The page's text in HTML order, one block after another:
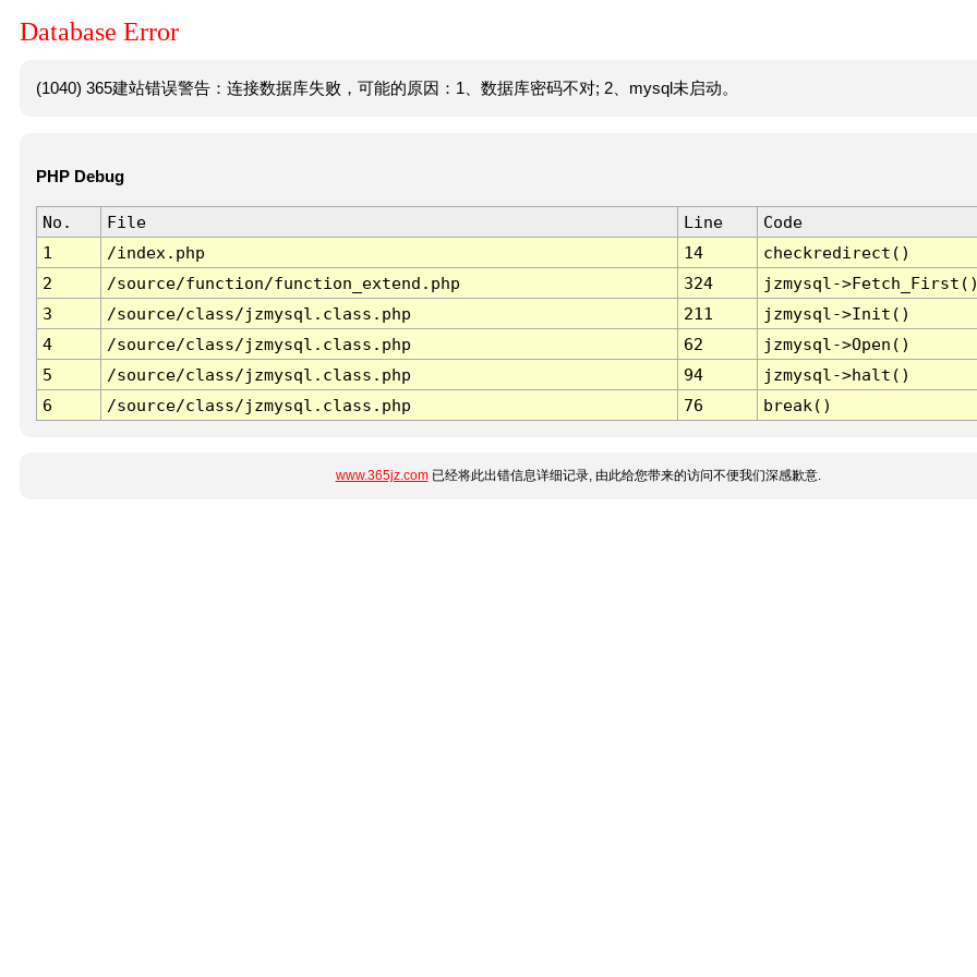
Database Error
(1040) 365建站错误警告：连接数据库失败，可能的原因：1、数据库密码不对; 2、mysql未启动。
PHP Debug
No. File Line
Code
1
/index.php 14
checkredirect()
2
/source/function/function_extend.php 324
jzmysql-
3
/source/class/jzmysql.class.php 211
jzmysql->Init()
4
/source/class/jzmysql.class.php 62
jzmysql->Open()
5
/source/class/jzmysql.class.php 94
jzmysql->halt()
6
/source/class/jzmysql.class.php 76 break()
www.365jz.com已经将此出错信息详细记录, 由此给您带来的访问不便我们深感歉意.